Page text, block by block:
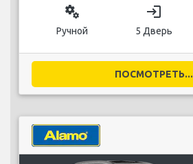
miscellaneous_services
Ручной
login
5 Дверь
ПОСМОТРЕТЬ...